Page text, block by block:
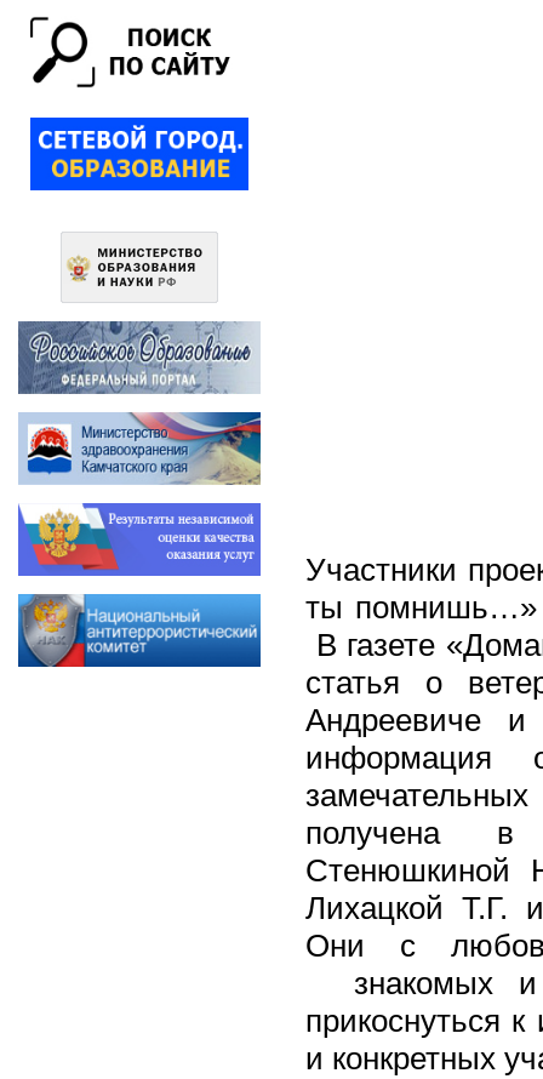
Участники
ты помнишь…»
В газете
статья о
Андреевиче
информация
получена в
Лихацкой Т.Г.
Они с
знакомых и
прикоснуться
и конкретных